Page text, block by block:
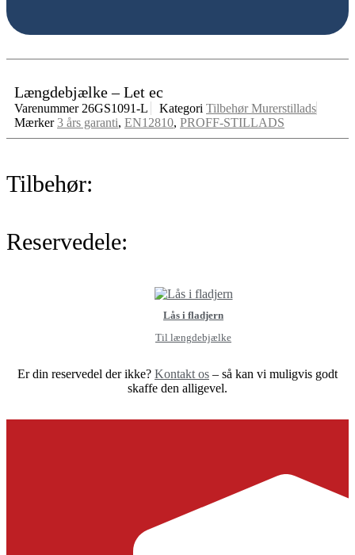
Længdebjælke – Let ec
Varenummer 26GS1091-L Kategori Tilbehør Murerstillads
Mærker 3 års garanti, EN12810, PROFF-STILLADS
Tilbehør:
Reservedele:
Lås i fladjern
Til længdebjælke
Er din reservedel der ikke? Kontakt os – så kan vi muligvis godt
skaffe den alligevel.